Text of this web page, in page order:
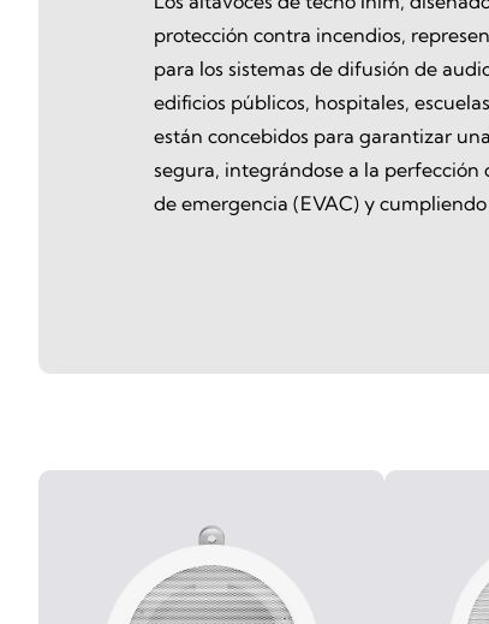
protección contra incendios,
para los sistemas de difusión de
edificios públicos, hospitales,
están concebidos para garantizar
segura, integrándose a la perfección
de emergencia (EVAC) y